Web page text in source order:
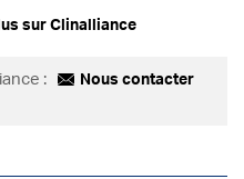
sur Clinalliance
: Nous contacter